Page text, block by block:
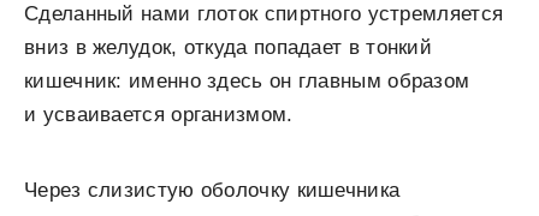
Сделанный нами глоток спиртного устремляется
вниз в желудок, откуда попадает в тонкий
кишечник: именно здесь он главным образом
и усваивается организмом.
Через слизистую оболочку кишечника